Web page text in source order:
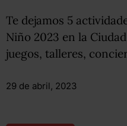
Te dejamos 5
Niño 2023 en la
juegos, talleres,
29 de abril, 2023